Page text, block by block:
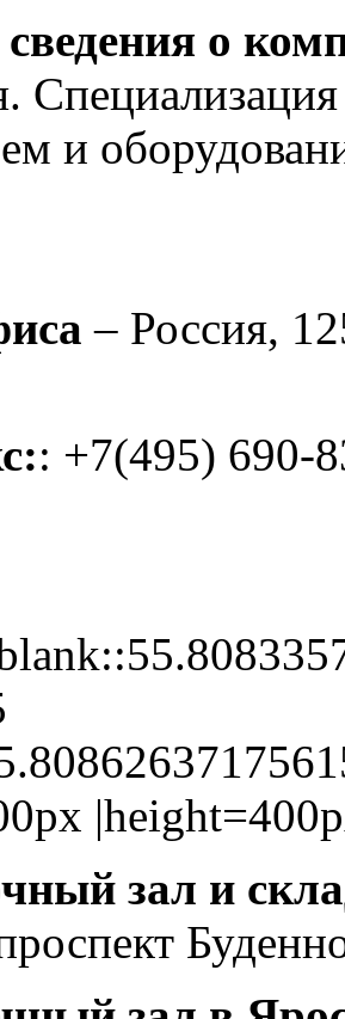
о
и
– Россия,
: +7(495) 690-
зал и